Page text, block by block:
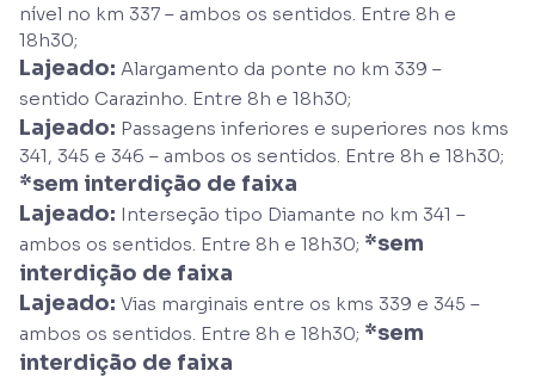
nível no km 337 – ambos os sentidos. Entre 8h e
18h30;
Lajeado: Alargamento da ponte no km 339 –
sentido Carazinho. Entre 8h e 18h30;
Lajeado: Passagens inferiores e superiores nos kms
341, 345 e 346 – ambos os sentidos. Entre 8h e 18h30;
*sem interdição de faixa
Lajeado: Interseção tipo Diamante no km 341 –
ambos os sentidos. Entre 8h e 18h30; *sem
interdição de faixa
Lajeado: Vias marginais entre os kms 339 e 345 –
ambos os sentidos. Entre 8h e 18h30; *sem
interdição de faixa